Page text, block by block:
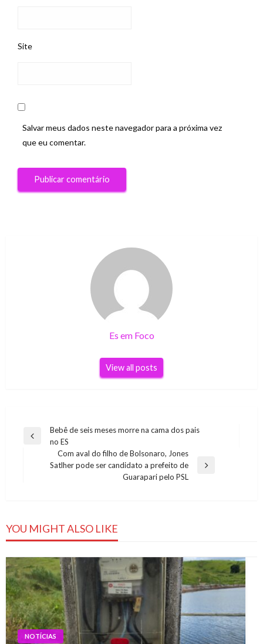
Site
Salvar meus dados neste navegador para a próxima vez
que eu comentar.
Es em Foco
View all posts
Navegação
Previous
Bebê de seis meses morre na cama dos pais
no ES
Next
Com aval do filho de Bolsonaro, Jones
Satlher pode ser candidato a prefeito de
Guarapari pelo PSL
YOU MIGHT ALSO LIKE
NOTÍCIAS